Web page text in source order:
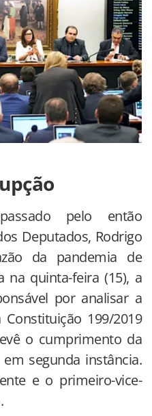
pelo então
Deputados, Rodrigo
da pandemia de
na quinta-feira (15), a
por analisar a
199/2019
o cumprimento da
segunda instância.
e o primeiro-vice-